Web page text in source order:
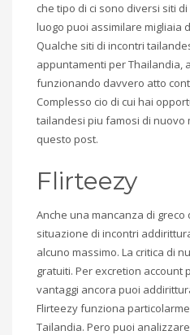
che tipo di ci sono diversi siti
luogo puoi assimilare migliaia
Qualche siti di incontri
appuntamenti per Thailandia,
funzionando davvero atto
Complesso cio di cui hai
tailandesi piu famosi di nuovo
questo post.
Flirteezy
Anche una mancanza di
situazione di incontri
alcuno massimo. La critica di
gratuiti. Per excretion account
vantaggi ancora puoi
Flirteezy funziona
Tailandia. Pero puoi